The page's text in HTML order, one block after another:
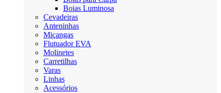
Boias Luminosa
Cevadeiras
Anteninhas
Miçangas
Flutuador EVA
Molinetes
Carretilhas
Varas
Linhas
Acessórios